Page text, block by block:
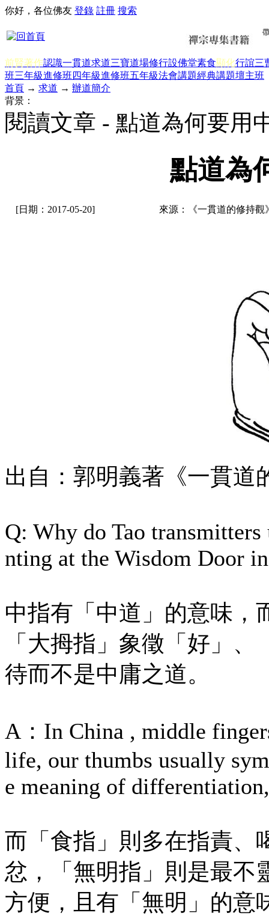
你好，各位佛友 登錄 註冊 搜索
前賢著作認識一貫道求道三寶道場修行設佛堂素食顯化行誼三
班三年級進修班四年級進修班五年級法會講題經典講題壇主班
首頁 → 求道 → 辦道簡介
背景：
閱讀文章 - 點道為何要用
點道為
[日期：2017-05-20] 來源：《一貫道的修持
出自：郭明義著《一貫道
Q: Why do Tao
nting at the Wisdom Door
中指有「中道」的意味，
「大拇指」象徵「好」
待而不是中庸之道。
A：In China , middle
life, our thumbs usually
e meaning of
而「食指」則多在指責、
忿，「無明指」則是最不
方便，且有「無明」的意